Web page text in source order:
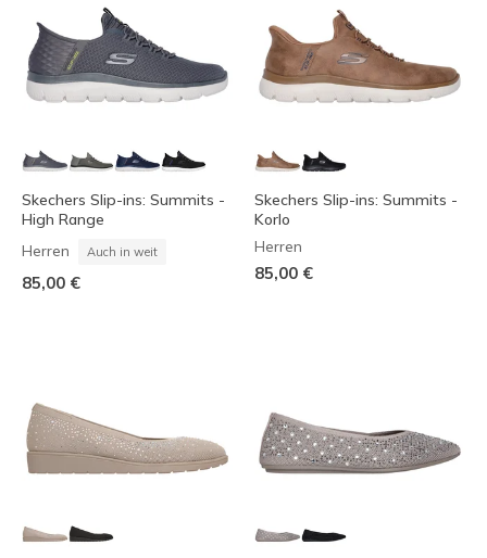
Skechers Slip-ins: Summits -
High Range
Herren Auch in weit
85,00 €
Skechers Slip-ins: Summits -
Korlo
Herren
85,00 €